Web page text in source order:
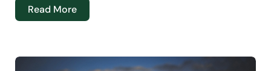
Read More